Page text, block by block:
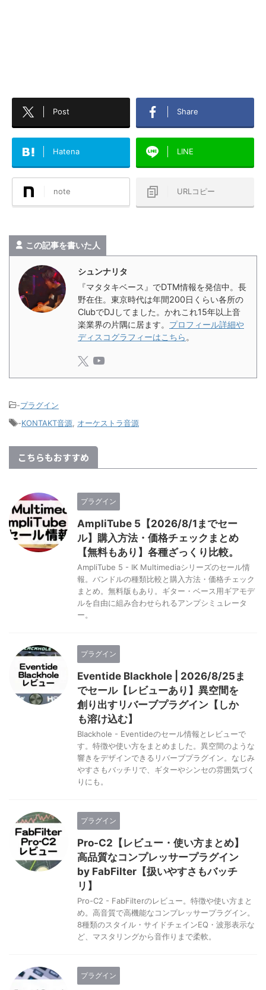
Post Share
Hatena LINE
note URLコピー
この記事を書いた人
シュンナリタ
『マタタキベース』でDTM情報を発信中。長
野在住。東京時代は年間200日くらい各所の
ClubでDJしてました。かれこれ15年以上音
楽業界の片隅に居ます。 プロフィール詳細や
ディスコグラフィーはこちら 。
-プラグイン
-KONTAKT音源, オーケストラ音源
こちらもおすすめ
プラグイン
AmpliTube 5【2026/8/1までセー
ル】購入方法・価格チェックまとめ
【無料もあり】各種ざっくり比較。
AmpliTube 5 - IK Multimediaシリーズのセール情
報。バンドルの種類比較と購入方法・価格チェック
まとめ。無料版もあり。ギター・ベース用ギアモデ
ルを自由に組み合わせられるアンプシミュレータ
ー。
プラグイン
Eventide Blackhole | 2026/8/25ま
でセール【レビューあり】異空間を
創り出すリバーブプラグイン【しか
も溶け込む】
Blackhole - Eventideのセール情報とレビューで
す。特徴や使い方をまとめました。異空間のような
響きをデザインできるリバーブプラグイン。なじみ
やすさもバッチリで、ギターやシンセの雰囲気づく
りにも。
プラグイン
Pro-C2【レビュー・使い方まとめ】
高品質なコンプレッサープラグイン
by FabFilter【扱いやすさもバッチ
リ】
Pro-C2 - FabFilterのレビュー。特徴や使い方まと
め。高音質で高機能なコンプレッサープラグイン。
8種類のスタイル・サイドチェインEQ・波形表示な
ど、マスタリングから音作りまで柔軟。
プラグイン